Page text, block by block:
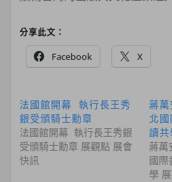
分享此文：
Facebook X
法國館開幕 執行長王秀
銀受頒騎士勳章
法國館開幕 執行長王秀銀
受頒騎士勳章 展觀點 展會
快訊
蔣
北
讀共
蔣萬
國際
學